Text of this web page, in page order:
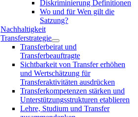
Diskriminierung Definitionen
Wo und für Wen gilt die
Satzung?
Nachhaltigkeit
Transferstrategie
Transferbeirat und
Transferbeauftragte
Sichtbarkeit von Transfer erhöhen
und Wertschätzung für
Transferaktivitäten ausdrücken
Transferkompetenzen stärken und
Unterstützungsstrukturen etablieren
Lehre, Studium und Transfer